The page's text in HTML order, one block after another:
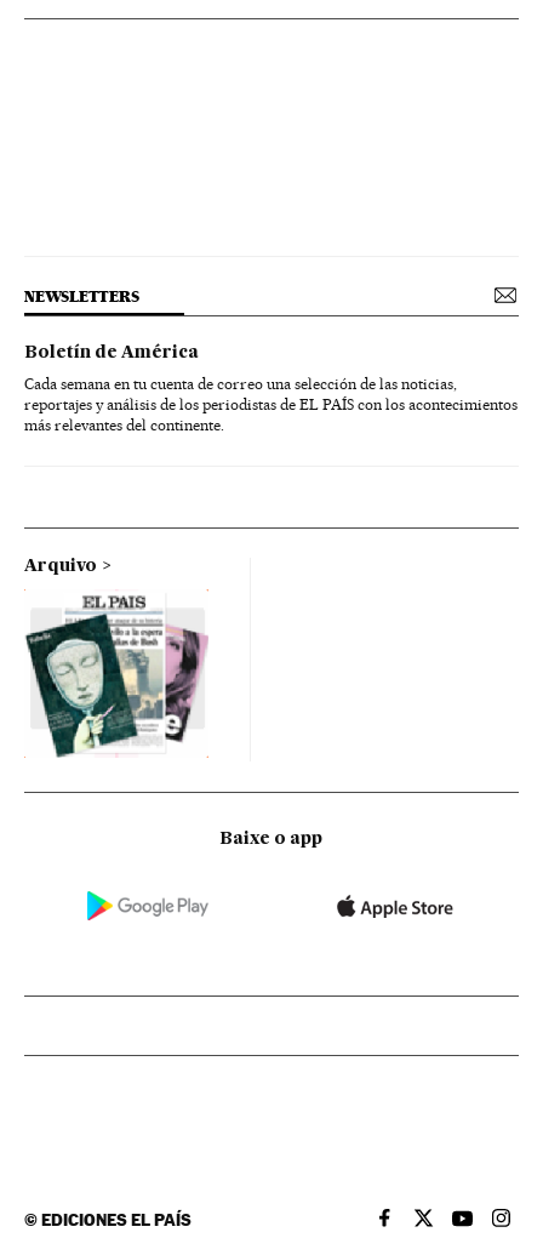
NEWSLETTERS
Boletín de América
Cada semana en tu cuenta de correo una selección de las noticias,
reportajes y análisis de los periodistas de EL PAÍS con los acontecimientos
más relevantes del continente.
Arquivo
Baixe o app
©EDICIONES EL PAÍS EL PAÍS BRASIL EN
EL PAÍSEL PAÍS
EL